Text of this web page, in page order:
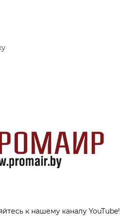
к нашему каналу YouTube!